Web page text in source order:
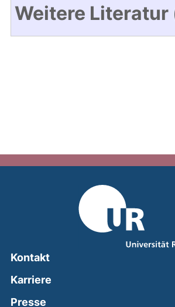
Weitere Literatur
Kontakt
Karriere
Presse